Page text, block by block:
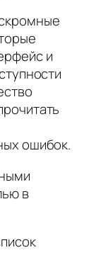
и
ошибок.
в